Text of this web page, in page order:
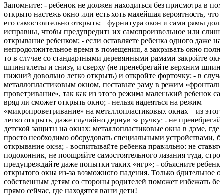
Запомните: - ребенок не должен находиться без присмотра в
открыто настежь окно или есть хоть малейшая вероятность,
его самостоятельно открыть; - фурнитура окон и сами рамы
исправны, чтобы предупредить их самопроизвольное или
открывание ребенком; - если оставляете ребенка одного даже
непродолжительное время в помещении, а закрывать окно
то в случае со стандартными деревянными рамами закройте
шпингалеты и снизу, и сверху (не пренебрегайте верхним
нижний довольно легко открыть) и откройте форточку; - в
металлопластиковым окном, поставьте раму в режим
проветривание», так как из этого режима маленький ребенок
вряд ли сможет открыть окно; - нельзя надеяться на режим
«микропроветривание» на металлопластиковых окнах – из
легко открыть, даже случайно дернув за ручку; - не
детской защиты на окнах: металлопластиковые окна в доме, где
просто необходимо оборудовать специальными
открывание окна; - воспитывайте ребенка правильно: не
подоконник, не поощряйте самостоятельного лазания туда,
предупреждайте даже попытки таких «игр»; - объясните
открытого окна из-за возможного падения. Только бдительное
собственным детям со стороны родителей поможет избежать
прямо сейчас, где находятся ваши дети!